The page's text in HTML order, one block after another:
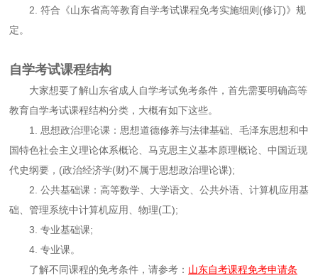
2. 符合《山东省高等教育自学考试课程免考实施细则(修订)》规
定。
自学考试课程结构
大家想要了解山东省成人自学考试免考条件，首先需要明确高等
教育自学考试课程结构分类，大概有如下这些。
1. 思想政治理论课：思想道德修养与法律基础、毛泽东思想和中
国特色社会主义理论体系概论、马克思主义基本原理概论、中国近现
代史纲要，(政治经济学(财)不属于思想政治理论课);
2. 公共基础课：高等数学、大学语文、公共外语、计算机应用基
础、管理系统中计算机应用、物理(工);
3. 专业基础课;
4. 专业课。
了解不同课程的免考条件，请参考： 山东自考课程免考申请条